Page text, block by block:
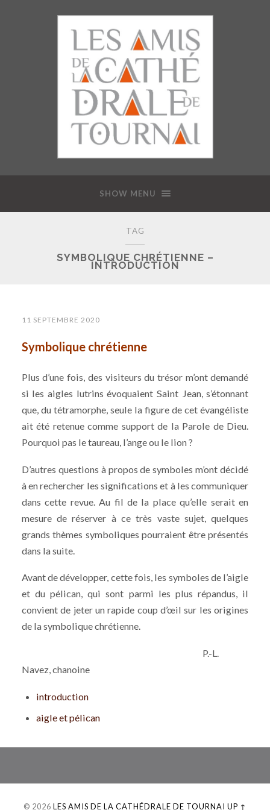
SHOW MENU
TAG
SYMBOLIQUE CHRÉTIENNE –
INTRODUCTION
11 SEPTEMBRE 2020
Symbolique chrétienne
Plus d’une fois, des visiteurs du trésor m’ont demandé
si les aigles lutrins évoquaient Saint Jean, s’étonnant
que, du tétramorphe, seule la figure de cet évangéliste
ait été retenue comme support de la Parole de Dieu.
Pourquoi pas le taureau, l’ange ou le lion ?
D’autres questions à propos de symboles m’ont décidé
à en rechercher les significations et à les communiquer
dans cette revue. Au fil de la place qu’elle serait en
mesure de réserver à ce très vaste sujet, quelques
grands thèmes symboliques pourraient être présentés
dans la suite.
Avant de développer, cette fois, les symboles de l’aigle
et du pélican, qui sont parmi les plus répandus, il
convient de jeter un rapide coup d’œil sur les origines
de la symbolique chrétienne.
P.-L.
Navez, chanoine
introduction
aigle et pélican
© 2026 LES AMIS DE LA CATHÉDRALE DE TOURNAI UP ↑